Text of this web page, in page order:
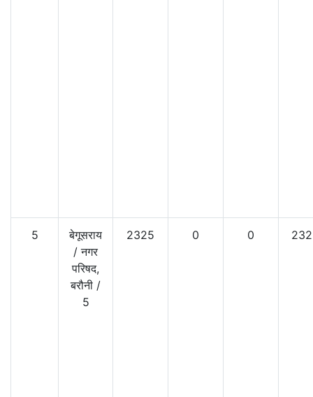
5
बेगूसराय
/नगर
परिषद,
बरौनी /
5
2325 0 0